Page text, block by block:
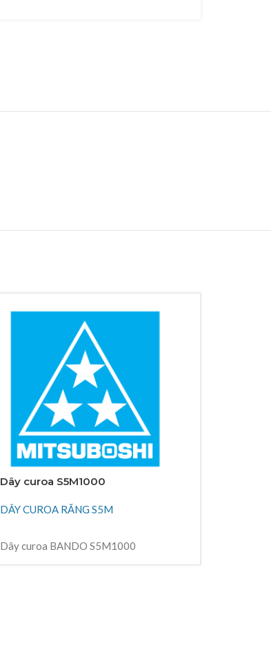
Dây curoa S5M1000
DÂY CUROA RĂNG S5M
Dây curoa BANDO S5M1000